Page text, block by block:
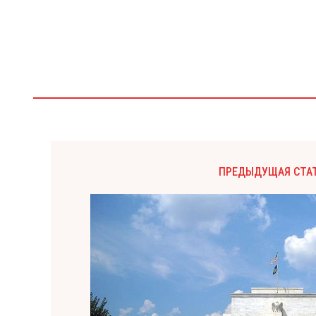
ПРЕДЫДУЩАЯ